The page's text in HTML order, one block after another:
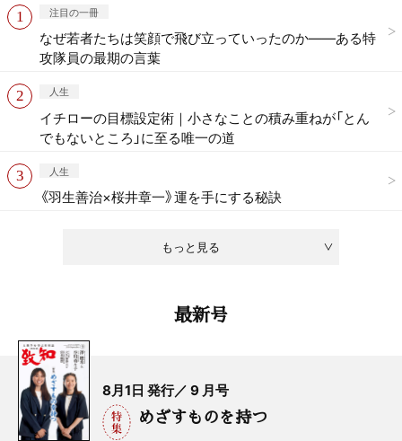
もっと見る
注目の一冊
なぜ若者たちは笑顔で飛び立っていったのか——ある特
攻隊員の最期の言葉
人生
イチローの目標設定術｜小さなことの積み重ねが「とん
でもないところ」に至る唯一の道
人生
《羽生善治×桜井章一》運を手にする秘訣
最新号
8月1日 発行／ 9 月号
めざすものを持つ